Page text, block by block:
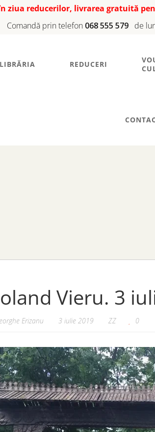
ziua reducerilor, livrarea gratuită
Comandă prin telefon 068 555 579 de
LIBRĂRIA REDUCERI
Vieru. 3
Erizanu 3 iulie 2019 ZZ 0